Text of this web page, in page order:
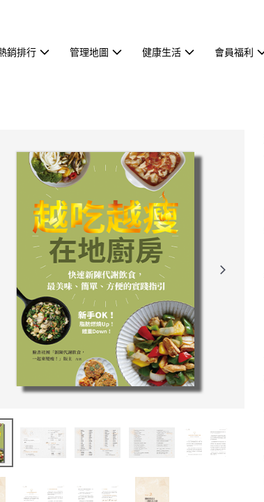
銷排行 管理地圖 健康生活 會員福利